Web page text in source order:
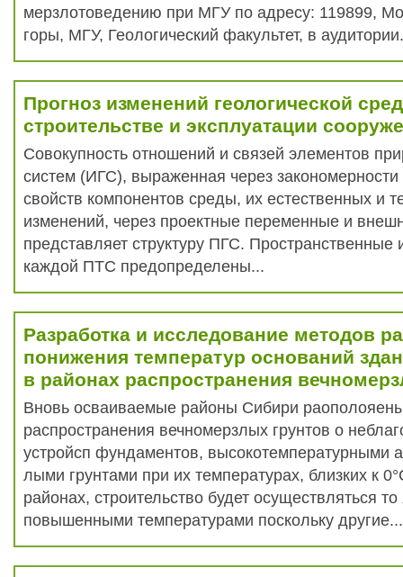
мерзлотоведению при МГУ по адресу: 119899,
горы, МГУ, Геологический факультет, в
Прогноз изменений геологической
строительстве и эксплуатации
Совокупность отношений и связей элементов
систем (ИГС), выраженная через закономерности
свойств компонентов среды, их естественных и
изменений, через проектные переменные и
представляет структуру ПГС.
каждой ПТС предопределены...
Разработка и исследование методов
понижения температур оснований
в районах распространения
Вновь осваиваемые районы Сибири
распространения вечномерзлых грунтов о
устройсп фундаментов, высокотемпературными
лыми грунтами при их температурах, близких к
районах, строительство будет осуществляться то
повышенными температурами поскольку другие...